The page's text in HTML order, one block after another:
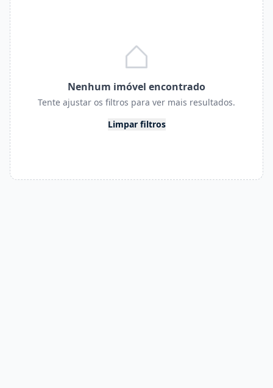
Nenhum imóvel encontrado
Tente ajustar os filtros para ver mais resultados.
Limpar filtros